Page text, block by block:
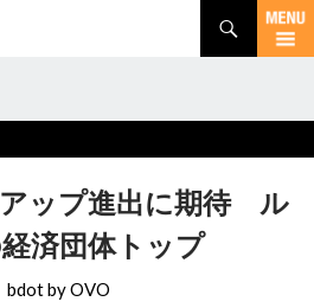
ップ進出に期待 ル
済団体トップ
bdot by OVO